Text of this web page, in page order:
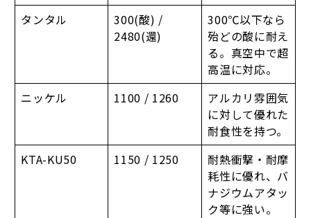
タンタル
300(酸) /
2480(還)
300℃以下なら
殆どの酸に耐え
る。真空中で超
高温に対応。
ニッケル
1100 / 1260
アルカリ雰囲気
に対して優れた
耐食性を持つ。
KTA-KU50
1150 / 1250
耐熱衝撃・耐摩
耗性に優れ、バ
ナジウムアタッ
ク等に強い。